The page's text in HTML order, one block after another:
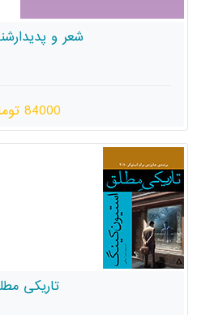
شعر و پدیدارشناسی *
تاریکی مطلق